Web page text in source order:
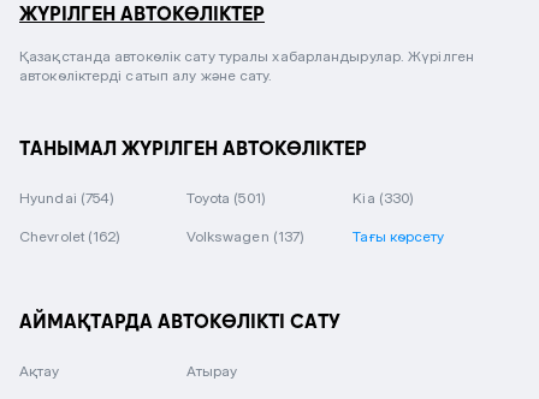
ЖҮРІЛГЕН АВТОКӨЛІКТЕР
Қазақстанда автокөлік сату туралы хабарландырулар. Жүрілген
автокөліктерді сатып алу және сату.
ТАНЫМАЛ ЖҮРІЛГЕН АВТОКӨЛІКТЕР
Hyundai (754) Toyota (501) Kia (330)
Chevrolet (162) Volkswagen (137) Тағы көрсету
АЙМАҚТАРДА АВТОКӨЛІКТІ САТУ
Ақтау Атырау